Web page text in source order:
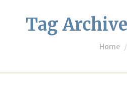
Tag
You
Home